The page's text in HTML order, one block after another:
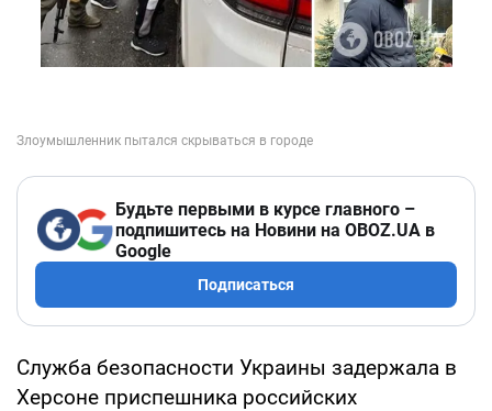
Будьте первыми в курсе главного –
подпишитесь на Новини на OBOZ.UA в
Google
Подписаться
Служба безопасности Украины задержала в
Херсоне приспешника российских